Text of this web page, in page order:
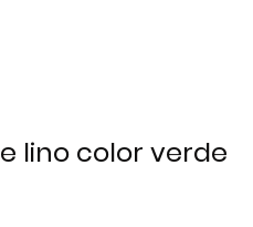
lino color verde